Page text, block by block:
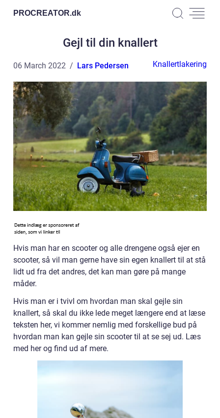
PROCREATOR.dk
Gejl til din knallert
06 March 2022 Lars Pedersen Knallertlakering
Hvis man har en scooter og alle drengene også ejer en
scooter, så vil man gerne have sin egen knallert til at stå
lidt ud fra det andres, det kan man gøre på mange
måder.
Hvis man er i tvivl om hvordan man skal gejle sin
knallert, så skal du ikke lede meget længere end at læse
teksten her, vi kommer nemlig med forskellige bud på
hvordan man kan gejle sin scooter til at se sej ud. Læs
med her og find ud af mere.